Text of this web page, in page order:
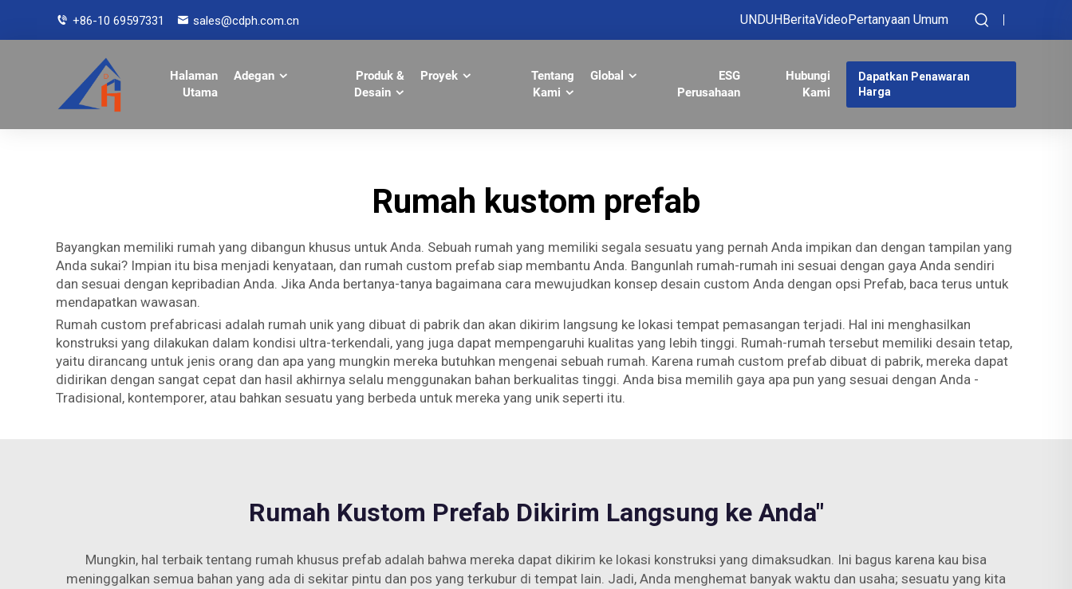
+86-10 69597331 sales@cdph.com.cn UNDUHBeritaVideoPertanyaan Umum
Halaman
Utama
Adegan
Produk &
Desain
Proyek
Tentang
Kami
Global
ESG
Perusahaan
Hubungi
Kami
Dapatkan Penawaran
Harga
Rumah kustom prefab
Bayangkan memiliki rumah yang dibangun khusus untuk Anda. Sebuah rumah yang memiliki segala sesuatu yang pernah Anda impikan dan dengan tampilan yang
Anda sukai? Impian itu bisa menjadi kenyataan, dan rumah custom prefab siap membantu Anda. Bangunlah rumah-rumah ini sesuai dengan gaya Anda sendiri
dan sesuai dengan kepribadian Anda. Jika Anda bertanya-tanya bagaimana cara mewujudkan konsep desain custom Anda dengan opsi Prefab, baca terus untuk
mendapatkan wawasan.
Rumah custom prefabricasi adalah rumah unik yang dibuat di pabrik dan akan dikirim langsung ke lokasi tempat pemasangan terjadi. Hal ini menghasilkan
konstruksi yang dilakukan dalam kondisi ultra-terkendali, yang juga dapat mempengaruhi kualitas yang lebih tinggi. Rumah-rumah tersebut memiliki desain tetap,
yaitu dirancang untuk jenis orang dan apa yang mungkin mereka butuhkan mengenai sebuah rumah. Karena rumah custom prefab dibuat di pabrik, mereka dapat
didirikan dengan sangat cepat dan hasil akhirnya selalu menggunakan bahan berkualitas tinggi. Anda bisa memilih gaya apa pun yang sesuai dengan Anda -
Tradisional, kontemporer, atau bahkan sesuatu yang berbeda untuk mereka yang unik seperti itu.
Rumah Kustom Prefab Dikirim Langsung ke Anda"
Mungkin, hal terbaik tentang rumah khusus prefab adalah bahwa mereka dapat dikirim ke lokasi konstruksi yang dimaksudkan. Ini bagus karena kau bisa
meninggalkan semua bahan yang ada di sekitar pintu dan pos yang terkubur di tempat lain. Jadi, Anda menghemat banyak waktu dan usaha; sesuatu yang kita